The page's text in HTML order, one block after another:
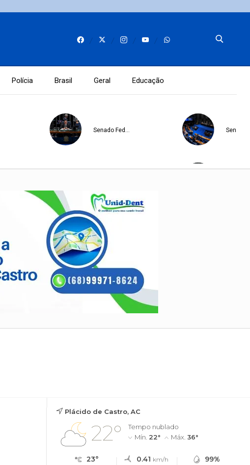
Polícia Brasil Geral Educação
Senado Federal Senado
Senado Federal
Plácido de Castro, AC
22°
Tempo nublado
Mín. 22° Máx. 36°
23° 0.41 km/h 99%